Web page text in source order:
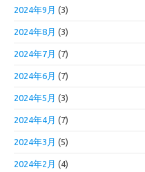
2024年9月 (3)
2024年8月 (3)
2024年7月 (7)
2024年6月 (7)
2024年5月 (3)
2024年4月 (7)
2024年3月 (5)
2024年2月 (4)